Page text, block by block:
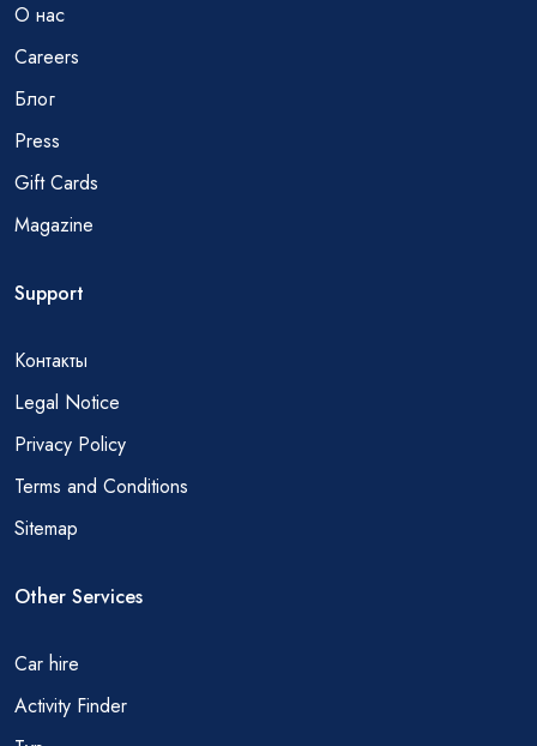
О нас
Careers
Блог
Press
Gift Cards
Magazine
Support
Контакты
Legal Notice
Privacy Policy
Terms and Conditions
Sitemap
Other Services
Car hire
Activity Finder